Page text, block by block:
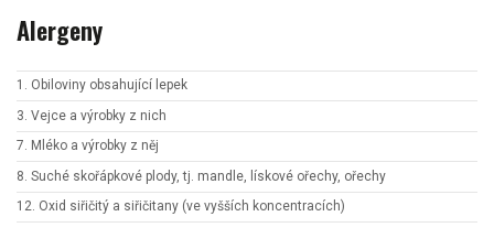
Alergeny
1. Obiloviny obsahující lepek
3. Vejce a výrobky z nich
7. Mléko a výrobky z něj
8. Suché skořápkové plody, tj. mandle, lískové ořechy, ořechy
12. Oxid siřičitý a siřičitany (ve vyšších koncentracích)